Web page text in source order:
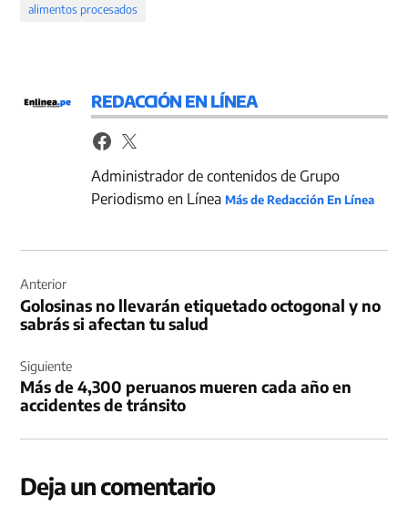
alimentos procesados
REDACCIÓN EN LÍNEA
Administrador de contenidos de Grupo
Periodismo en LíneaMás de Redacción En Línea
de
entradas
Anterior
Golosinas no llevarán etiquetado octogonal y no
sabrás si afectan tu salud
Siguiente
Más de 4,300 peruanos mueren cada año en
accidentes de tránsito
Deja un comentario